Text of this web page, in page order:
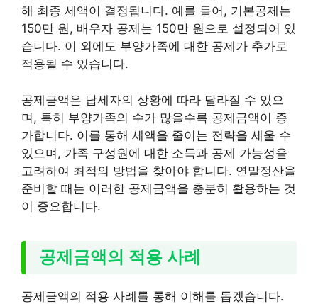
해 최종 세액이 결정됩니다. 예를 들어, 기본공제는
150만 원, 배우자 공제는 150만 원으로 설정되어 있
습니다. 이 외에도 부양가족에 대한 공제가 추가로
적용될 수 있습니다.
공제금액은 납세자의 상황에 따라 달라질 수 있으
며, 특히 부양가족의 수가 많을수록 공제금액이 증
가합니다. 이를 통해 세액을 줄이는 전략을 세울 수
있으며, 가족 구성원에 대한 소득과 공제 가능성을
고려하여 최적의 방법을 찾아야 합니다. 연말정산을
준비할 때는 이러한 공제금액을 충분히 활용하는 것
이 중요합니다.
공제금액의 적용 사례
공제금액의 적용 사례를 통해 이해를 돕겠습니다.